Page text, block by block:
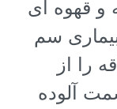
و قهوه ای
سم
را از
آلوده